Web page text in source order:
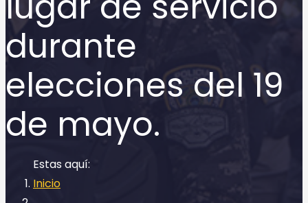
durante
elecciones del 19
de mayo.
Inicio